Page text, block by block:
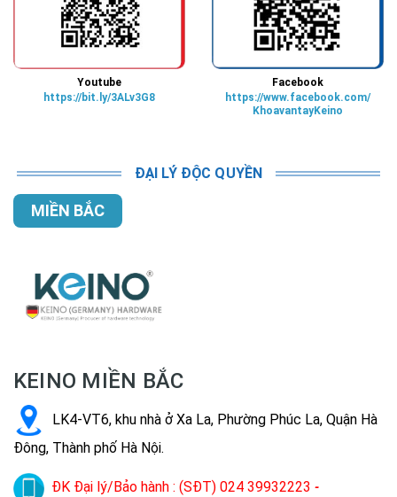
Youtube
https://bit.ly/3ALv3G8
Facebook
https://www.facebook.com/
KhoavantayKeino
ĐẠI LÝ ĐỘC QUYỀN
MIỀN BẮC
KEINO MIỀN BẮC
LK4-VT6, khu nhà ở Xa La, Phường Phúc La, Quận Hà
Đông, Thành phố Hà Nội.
ĐK Đại lý/Bảo hành : (SĐT) 024 39932223 -